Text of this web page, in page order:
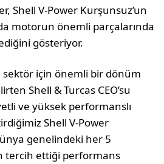
Shell V-Power Kurşunsuz’un
motorun önemli parçalarında
gösteriyor.
sektör için önemli bir dönüm
Shell & Turcas CEO’su
ve yüksek performanslı
Shell V-Power
genelindeki her 5
tercih ettiği performans